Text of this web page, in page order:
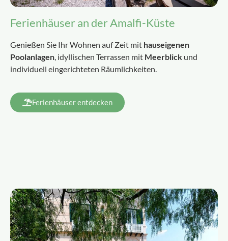
Ferienhäuser an der Amalfi-Küste
Genießen Sie Ihr Wohnen auf Zeit mit hauseigenen
Poolanlagen , idyllischen Terrassen mit Meerblick und
individuell eingerichteten Räumlichkeiten.
Ferienhäuser entdecken